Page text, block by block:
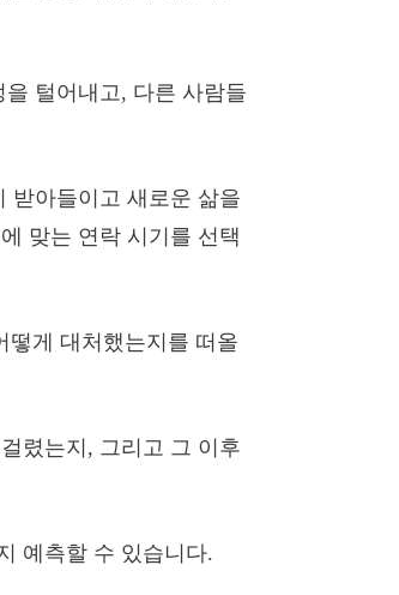
털어내고, 다른 사람들
받아들이고 새로운 삶을
맞는 연락 시기를 선택
떻게 대처했는지를 떠올
렸는지, 그리고 그 이후
예측할 수 있습니다.